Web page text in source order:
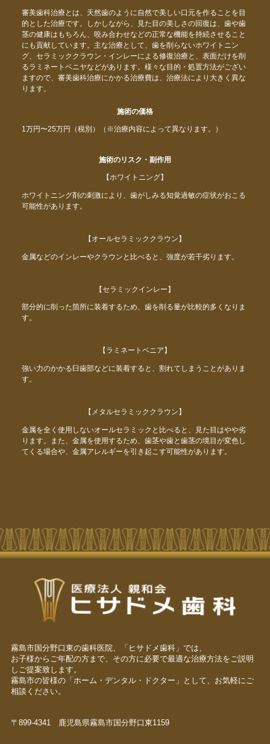
審美歯科治療とは、天然歯のように自然で美しい口元を作ることを目
的とした治療です。しかしながら、見た目の美しさの回復は、歯や歯
茎の健康はもちろん、咬み合わせなどの正常な機能を持続させること
にも貢献しています。主な治療として、歯を削らないホワイトニン
グ、セラミッククラウン・インレーによる修復治療と、表面だけを削
るラミネートベニヤなどがあります。様々な目的・処置方法がござい
ますので、審美歯科治療にかかる治療費は、治療法により大きく異な
ります。
施術の価格
1万円〜25万円（税別）（※治療内容によって異なります。）
施術のリスク・副作用
【ホワイトニング】
ホワイトニング剤の刺激により、歯がしみる知覚過敏の症状がおこる
可能性があります。
【オールセラミッククラウン】
金属などのインレーやクラウンと比べると、強度が若干劣ります。
【セラミックインレー】
部分的に削った箇所に装着するため、歯を削る量が比較的多くなりま
す。
【ラミネートベニア】
強い力のかかる臼歯部などに装着すると、割れてしまうことがありま
す。
【メタルセラミッククラウン】
金属を全く使用しないオールセラミックと比べると、見た目はやや劣
ります。また、金属を使用するため、歯茎や歯と歯茎の境目が変色し
てくる場合や、金属アレルギーを引き起こす可能性があります。
霧島市国分野口東の歯科医院、「ヒサドメ歯科」では、
お子様からご年配の方まで、その方に必要で最適な治療方法をご説明
しご提案致します。
霧島市の皆様の「ホーム・デンタル・ドクター」として、お気軽にご
相談ください。
〒899-4341 鹿児島県霧島市国分野口東1159